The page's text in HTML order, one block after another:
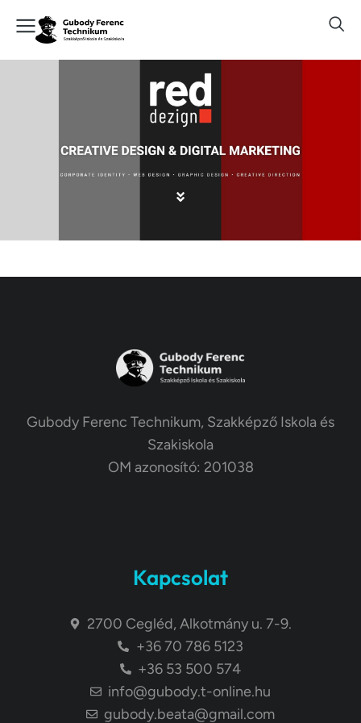
Gubody Ferenc Technikum, Szakképző Iskola és
Szakiskola
OM azonosító: 201038
Kapcsolat
2700 Cegléd, Alkotmány u. 7-9.
+36 70 786 5123
+36 53 500 574
info@gubody.t-online.hu
gubody.beata@gmail.com